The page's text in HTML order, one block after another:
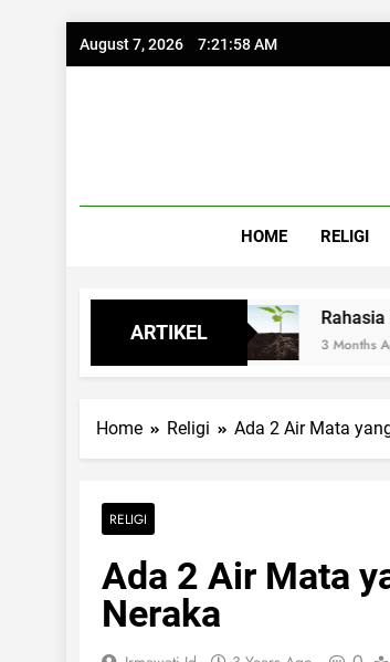
Skip
August 7, 2026 7:21:59 AM
HOME RELIGI
ARTIKEL
Rahasia Merawat
3 Months Ago
Home Religi Ada 2 Air Mata
RELIGI
Ada 2 Air Mata
Neraka